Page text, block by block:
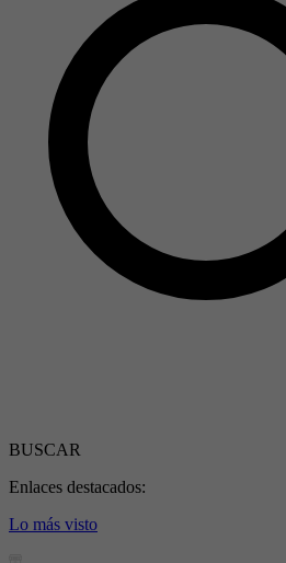
BUSCAR
Enlaces destacados:
Lo más visto